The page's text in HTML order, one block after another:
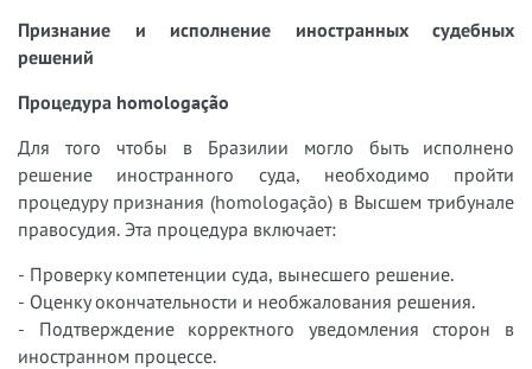
Признание и исполнение иностранных судебных
решений
Процедура homologação
Для того чтобы в Бразилии могло быть исполнено
решение иностранного суда, необходимо пройти
процедуру признания (homologação) в Высшем трибунале
правосудия. Эта процедура включает:
- Проверку компетенции суда, вынесшего решение.
- Оценку окончательности и необжалования решения.
- Подтверждение корректного уведомления сторон в
иностранном процессе.